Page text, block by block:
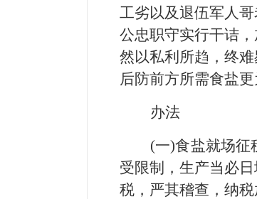
工劣以及退伍军人
公忠职守实行干诘
然以私利所趋，终
后防前方所需食盐
办法
(一)食盐就场征
受限制，生产当必
税，严其稽查，纳